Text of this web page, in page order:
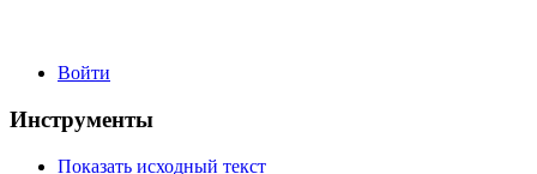
Войти
Инструменты
Показать исходный текст